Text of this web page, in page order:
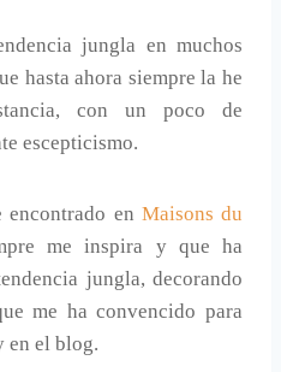
jungla en muchos
hasta ahora siempre la he
con un poco de
escepticismo.
encontrado en Maisons du
me inspira y que ha
jungla, decorando
me ha convencido para
en el blog.